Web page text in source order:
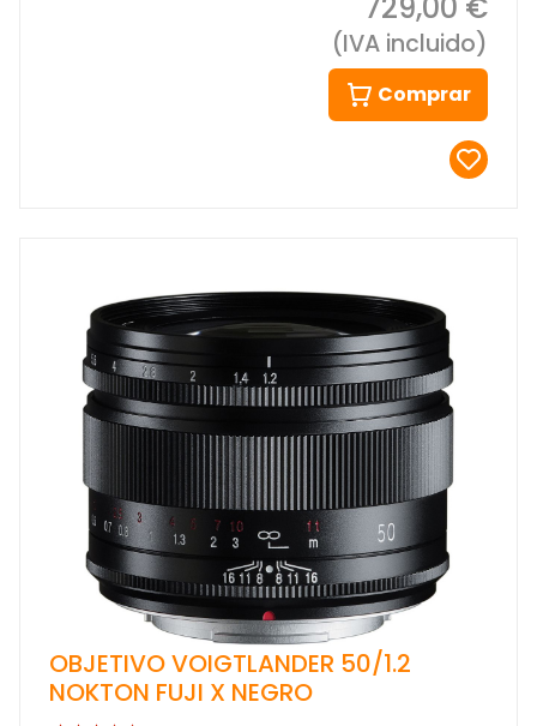
(IVA incluido)
Comprar
OBJETIVO VOIGTLANDER 50/1.2
NOKTON FUJI X NEGRO